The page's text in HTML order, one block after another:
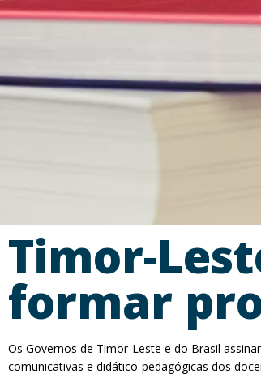
Timor-
formar
Os Governos de Timor-Leste e do Brasil
comunicativas e didático-pedagógicas dos